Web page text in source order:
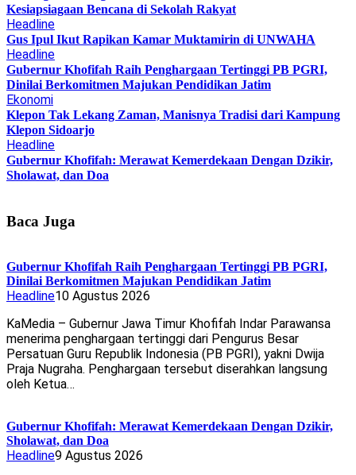
Kesiapsiagaan Bencana di Sekolah Rakyat
Headline
Gus Ipul Ikut Rapikan Kamar Muktamirin di UNWAHA
Headline
Gubernur Khofifah Raih Penghargaan Tertinggi PB PGRI,
Dinilai Berkomitmen Majukan Pendidikan Jatim
Ekonomi
Klepon Tak Lekang Zaman, Manisnya Tradisi dari Kampung
Klepon Sidoarjo
Headline
Gubernur Khofifah: Merawat Kemerdekaan Dengan Dzikir,
Sholawat, dan Doa
Baca Juga
Gubernur Khofifah Raih Penghargaan Tertinggi PB PGRI,
Dinilai Berkomitmen Majukan Pendidikan Jatim
Headline10 Agustus 2026
KaMedia – Gubernur Jawa Timur Khofifah Indar Parawansa
menerima penghargaan tertinggi dari Pengurus Besar
Persatuan Guru Republik Indonesia (PB PGRI), yakni Dwija
Praja Nugraha. Penghargaan tersebut diserahkan langsung
oleh Ketua…
Gubernur Khofifah: Merawat Kemerdekaan Dengan Dzikir,
Sholawat, dan Doa
Headline9 Agustus 2026